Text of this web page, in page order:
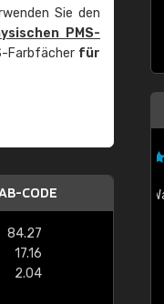
Sie den
PMS-
Farbfächer für
CODE
84.27
17.16
2.04
wünscht, gute Ware,